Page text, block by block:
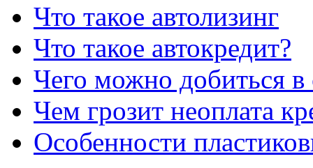
Что такое автолизинг
Что такое автокредит?
Чего можно добиться в
Чем грозит неоплата
Особенности